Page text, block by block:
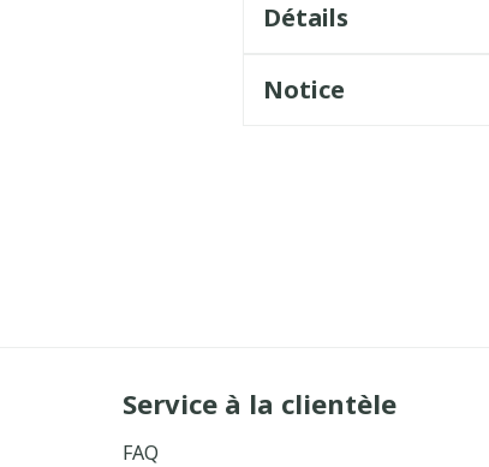
Détails
Notice
Service à la clientèle
FAQ